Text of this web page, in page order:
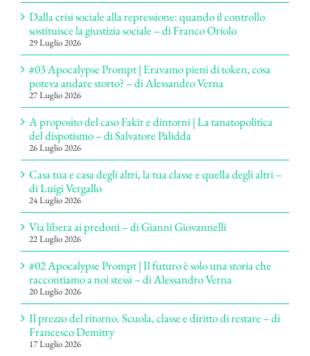
Dalla crisi sociale alla repressione: quando il controllo
sostituisce la giustizia sociale – di Franco Oriolo
29 Luglio 2026
#03 Apocalypse Prompt | Eravamo pieni di token, cosa
poteva andare storto? – di Alessandro Verna
27 Luglio 2026
A proposito del caso Fakir e dintorni | La tanatopolitica
del dispotismo – di Salvatore Palidda
26 Luglio 2026
Casa tua e casa degli altri, la tua classe e quella degli altri –
di Luigi Vergallo
24 Luglio 2026
Via libera ai predoni – di Gianni Giovannelli
22 Luglio 2026
#02 Apocalypse Prompt | Il futuro è solo una storia che
raccontiamo a noi stessi – di Alessandro Verna
20 Luglio 2026
Il prezzo del ritorno. Scuola, classe e diritto di restare – di
Francesco Demitry
17 Luglio 2026